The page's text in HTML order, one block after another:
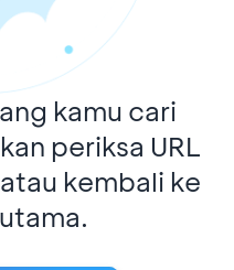
kamu cari
periksa URL
kembali ke